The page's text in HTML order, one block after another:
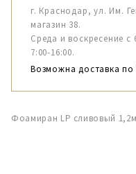
г. Краснодар, ул. Им.
магазин 38.
Среда и воскресение с
7:00-16:00.
Возможна доставка по
Фоамиран LP сливовый